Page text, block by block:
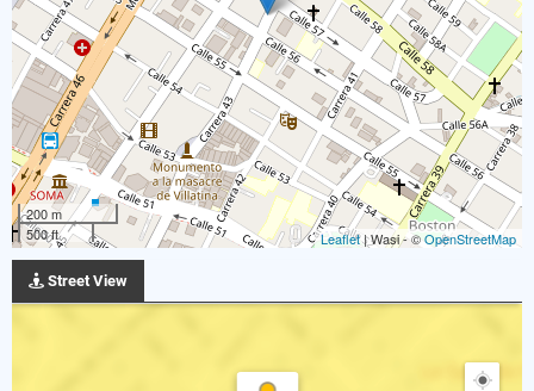
200 m
500 ft
Leaflet| Wasi - ©OpenStreetMap
Street View